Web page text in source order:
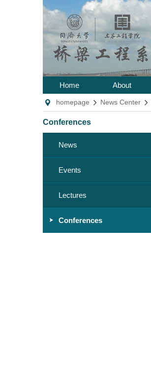
Home About
homepage News Center
Conferences
News
Events
Lectures
Conferences